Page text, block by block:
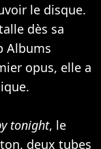
le disque.
dès sa
Albums
opus, elle a
tonight, le
deux tubes